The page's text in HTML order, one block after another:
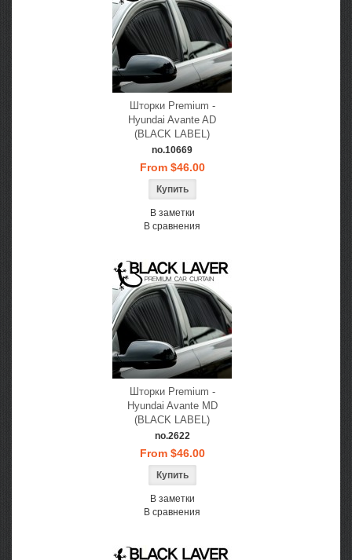
Шторки Premium -
Hyundai Avante AD
(BLACK LABEL)
no.10669
From $46.00
В заметки
В сравнения
Шторки Premium -
Hyundai Avante MD
(BLACK LABEL)
no.2622
From $46.00
В заметки
В сравнения